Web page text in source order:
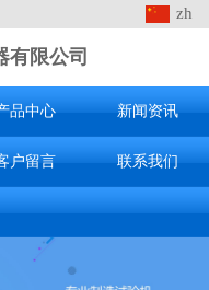
zh
有限公司
品中心 新闻资讯
户留言 联系我们